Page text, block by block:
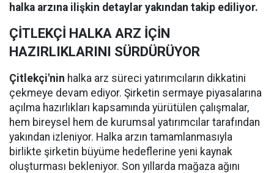
halka arzına ilişkin detaylar yakından takip ediliyor.
ÇİTLEKÇİ HALKA ARZ İÇİN
HAZIRLIKLARINI SÜRDÜRÜYOR
Çitlekçi'nin halka arz süreci yatırımcıların dikkatini
çekmeye devam ediyor. Şirketin sermaye piyasalarına
açılma hazırlıkları kapsamında yürütülen çalışmalar,
hem bireysel hem de kurumsal yatırımcılar tarafından
yakından izleniyor. Halka arzın tamamlanmasıyla
birlikte şirketin büyüme hedeflerine yeni kaynak
oluşturması bekleniyor. Son yıllarda mağaza ağını